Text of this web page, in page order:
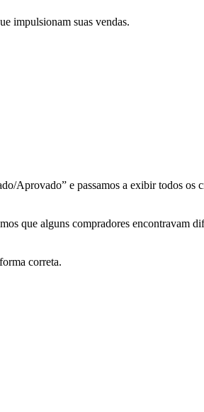
impulsionam suas vendas.
Aprovado” e passamos a exibir todos os
que alguns compradores encontravam
correta.